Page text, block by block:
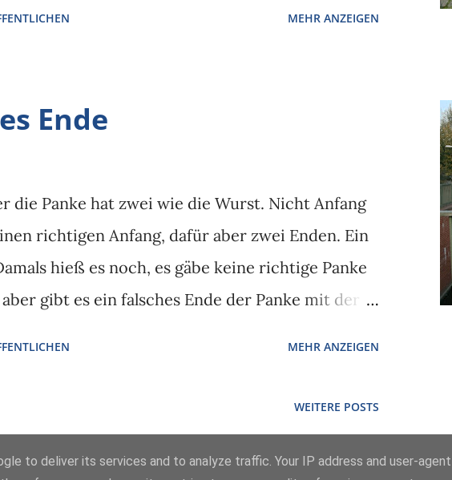
MEHR ANZEIGEN
Ende
die Panke hat zwei wie die Wurst. Nicht Anfang
richtigen Anfang, dafür aber zwei Enden. Ein
hieß es noch, es gäbe keine richtige Panke
gibt es ein falsches Ende der Panke mit der
MEHR ANZEIGEN
WEITERE POSTS
Powered by Blogger
to deliver its services and to analyze traffic. Your IP address and user-agent